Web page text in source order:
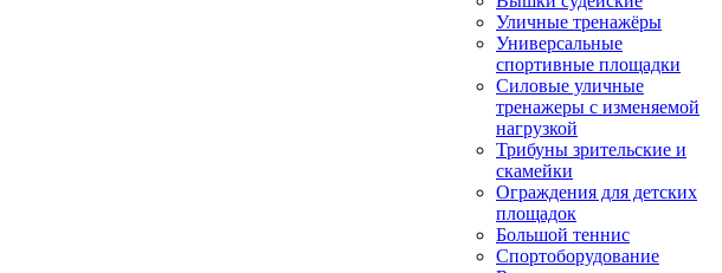
Уличные тренажёры
Универсальные
спортивные площадки
Силовые уличные
тренажеры с изменяемой
нагрузкой
Трибуны зрительские и
скамейки
Ограждения для детских
площадок
Большой теннис
Спортоборудование